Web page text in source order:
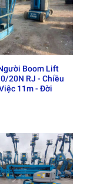
cơ thủy lực để
hoặc quay theo
một cách chính
người
chiều cao có thể
Boom Lift
20N RJ - Chiều
11m - Đời